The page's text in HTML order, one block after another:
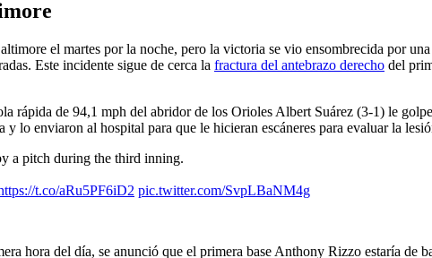
el martes por la noche, pero la victoria se vio ensombrecida por
Este incidente sigue de cerca la fractura del antebrazo derecho del
rápida de 94,1 mph del abridor de los Orioles Albert Suárez (3-1) le
lo enviaron al hospital para que le hicieran escáneres para evaluar la
a pitch during the third inning.
t.co/aRu5PF6iD2 pic.twitter.com/SvpLBaNM4g
hora del día, se anunció que el primera base Anthony Rizzo estaría de